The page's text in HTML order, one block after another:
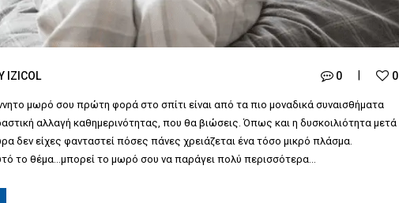
IZICOL 0 0
μωρό σου πρώτη φορά στο σπίτι είναι από τα πιο μοναδικά συναισθήματα
αλλαγή καθημερινότητας, που θα βιώσεις. Όπως και η δυσκοιλιότητα μετά
δεν είχες φανταστεί πόσες πάνες χρειάζεται ένα τόσο μικρό πλάσμα.
το θέμα…μπορεί το μωρό σου να παράγει πολύ περισσότερα…